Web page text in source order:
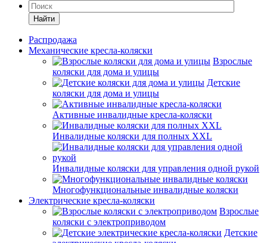
Найти
Распродажа
Механические кресла-коляски
Взрослые
коляски для дома и улицы
Детские
коляски для дома и улицы
Активные инвалидные кресла-коляски
Инвалидные коляски для полных XXL
Инвалидные коляски для управления одной рукой
Многофункциональные инвалидные коляски
Электрические кресла-коляски
Взрослые
коляски с электроприводом
Детские